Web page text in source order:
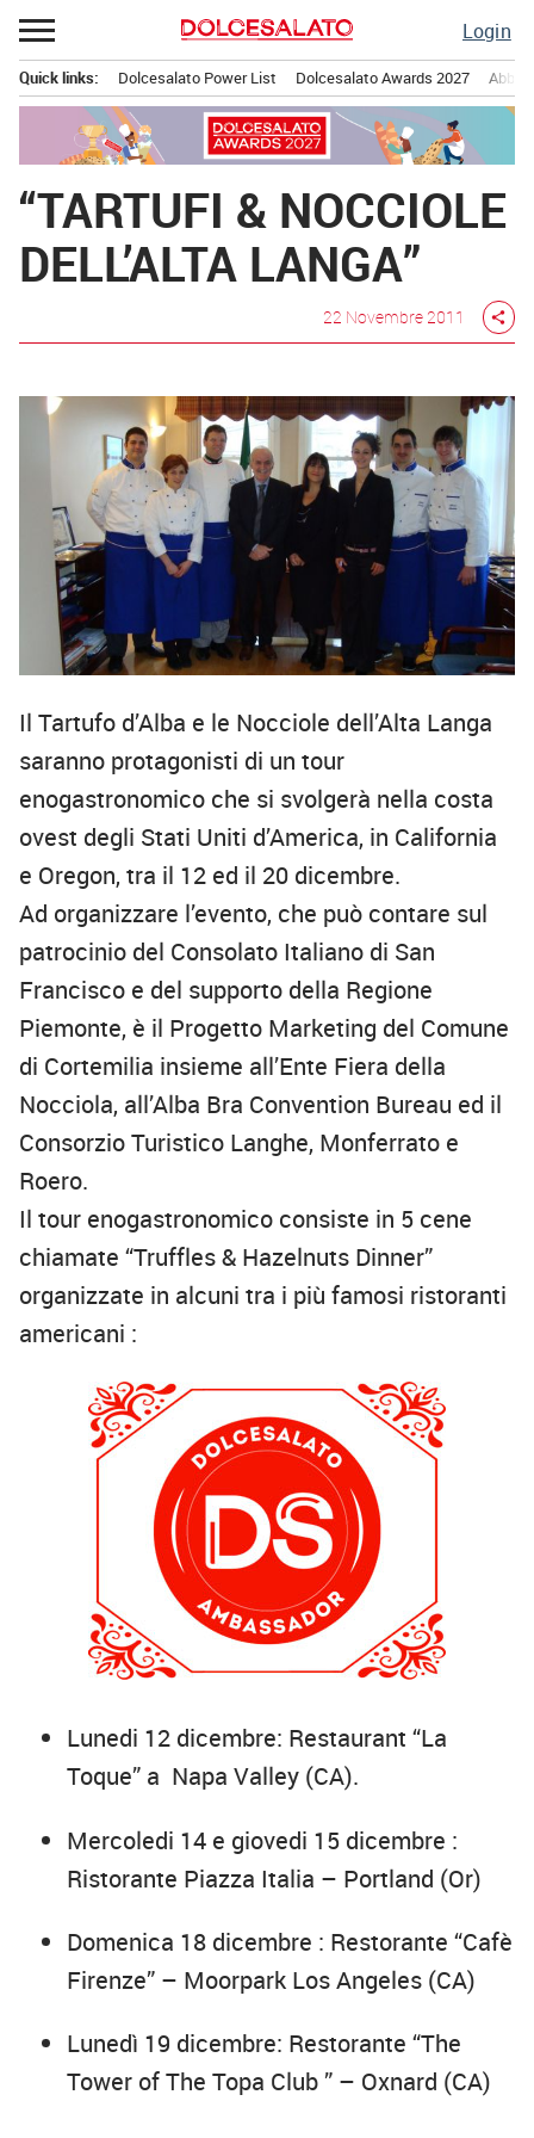
Passa
al
contenuto
Login
principale
Quick links: Dolcesalato Power List Dolcesalato Awards 2027
“TARTUFI & NOCCIOLE
DELL’ALTA LANGA”
22 Novembre 2011 share
Il Tartufo d’Alba e le Nocciole dell’Alta Langa
saranno protagonisti di un tour
enogastronomico che si svolgerà nella costa
ovest degli Stati Uniti d’America, in California
e Oregon, tra il 12 ed il 20 dicembre.
Ad organizzare l’evento, che può contare sul
patrocinio del Consolato Italiano di San
Francisco e del supporto della Regione
Piemonte, è il Progetto Marketing del Comune
di Cortemilia insieme all’Ente Fiera della
Nocciola, all’Alba Bra Convention Bureau ed il
Consorzio Turistico Langhe, Monferrato e
Roero.
Il tour enogastronomico consiste in 5 cene
chiamate “Truffles & Hazelnuts Dinner”
organizzate in alcuni tra i più famosi ristoranti
americani :
Lunedi 12 dicembre: Restaurant “La
Toque” a Napa Valley (CA).
Mercoledi 14 e giovedi 15 dicembre :
Ristorante Piazza Italia – Portland (Or)
Domenica 18 dicembre : Restorante “Cafè
Firenze” – Moorpark Los Angeles (CA)
Lunedì 19 dicembre: Restorante “The
Tower of The Topa Club ” – Oxnard (CA)